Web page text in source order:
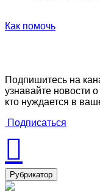
Как помочь
Подпишитесь на
узнавайте новости
кто нуждается в
Подписаться
Рубрикатор